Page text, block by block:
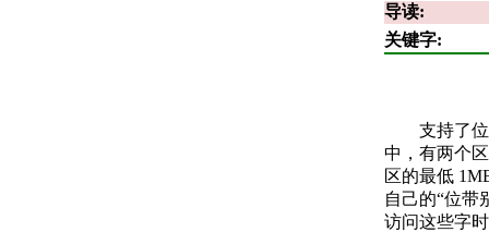
导读:
关键字:
支持了位带
中，有两个
区的最低
自己的“位带
访问这些字